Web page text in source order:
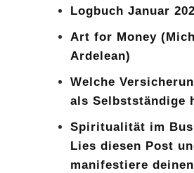
Logbuch Januar
Art for Money
Ardelean)
Welche
als Selbstständige
Spiritualität im
Lies diesen Post
manifestiere